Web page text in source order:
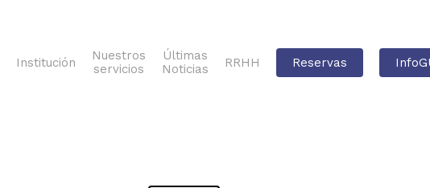
Institución
Nuestros
servicios
Últimas
Noticias
RRHH Reservas